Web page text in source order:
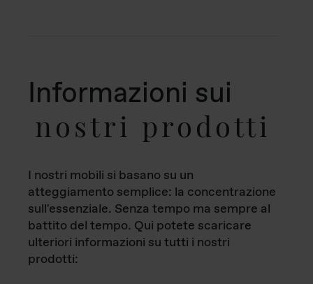
Informazioni sui
nostri prodotti
I nostri mobili si basano su un
atteggiamento semplice: la concentrazione
sull'essenziale. Senza tempo ma sempre al
battito del tempo. Qui potete scaricare
ulteriori informazioni su tutti i nostri
prodotti: